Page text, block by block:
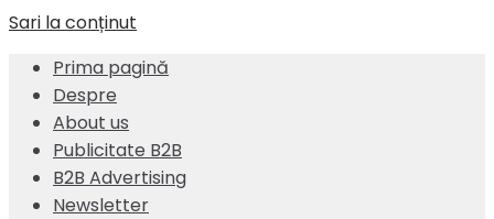
Sari la conținut
Prima pagină
Despre
About us
Publicitate B2B
B2B Advertising
Newsletter